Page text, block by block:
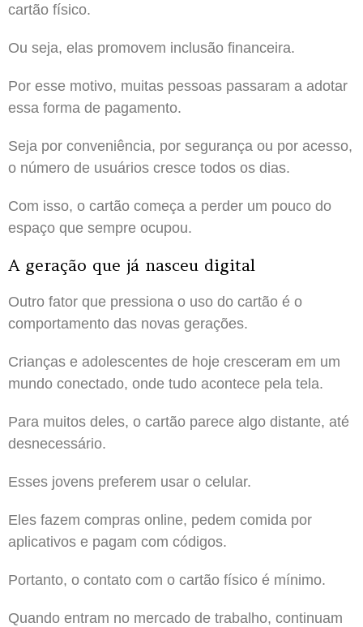
cartão físico.
Ou seja, elas promovem inclusão financeira.
Por esse motivo, muitas pessoas passaram a adotar
essa forma de pagamento.
Seja por conveniência, por segurança ou por acesso,
o número de usuários cresce todos os dias.
Com isso, o cartão começa a perder um pouco do
espaço que sempre ocupou.
A geração que já nasceu digital
Outro fator que pressiona o uso do cartão é o
comportamento das novas gerações.
Crianças e adolescentes de hoje cresceram em um
mundo conectado, onde tudo acontece pela tela.
Para muitos deles, o cartão parece algo distante, até
desnecessário.
Esses jovens preferem usar o celular.
Eles fazem compras online, pedem comida por
aplicativos e pagam com códigos.
Portanto, o contato com o cartão físico é mínimo.
Quando entram no mercado de trabalho, continuam